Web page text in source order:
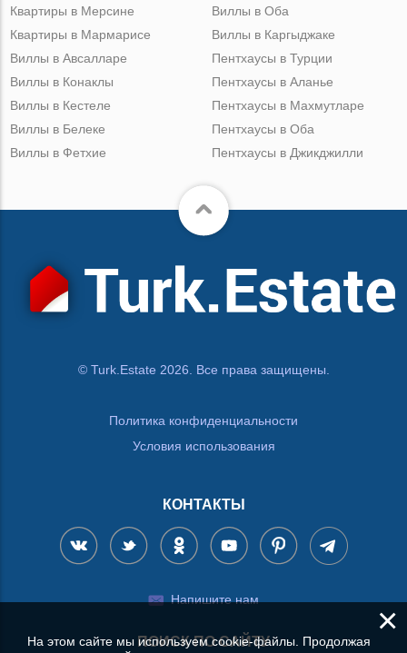
Квартиры в Мерсине
Квартиры в Мармарисе
Виллы в Оба
Виллы в Каргыджаке
Виллы в Авсалларе
Виллы в Конаклы
Виллы в Кестеле
Виллы в Белеке
Виллы в Фетхие
Пентхаусы в Турции
Пентхаусы в Аланье
Пентхаусы в Махмутларе
Пентхаусы в Оба
Пентхаусы в Джикджилли
© Turk.Estate 2026. Все права защищены.
Политика конфиденциальности
Условия использования
КОНТАКТЫ
Напишите нам
ПОИСК ПО САЙТУ
×
На этом сайте мы используем cookie-файлы. Продолжая